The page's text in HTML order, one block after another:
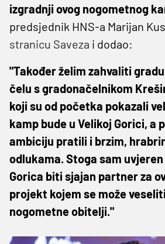
izgradnji ovog nogometnog
predsjednik HNS-a Marijan
stranicu Saveza i dodao:
"Također želim zahvaliti
čelu s gradonačelnikom
koji su od početka pokazali
kamp bude u Velikoj Gorici, a
ambiciju pratili i brzim,
odlukama. Stoga sam
Gorica biti sjajan partner za
projekt kojem se može
nogometne obitelji."